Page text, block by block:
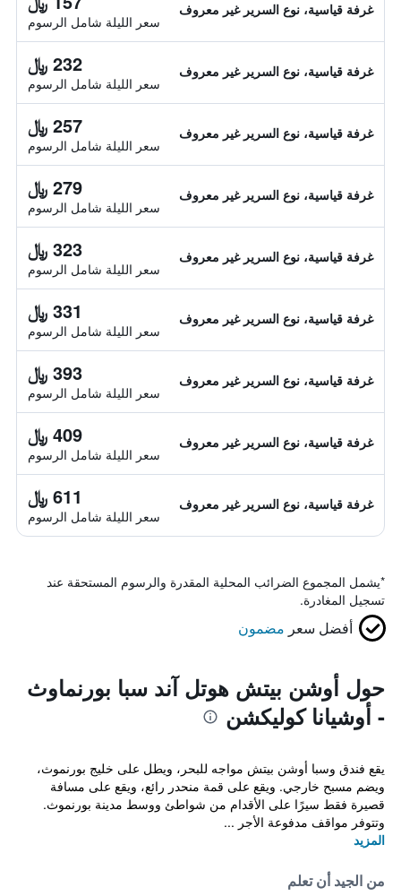
غرفة قياسية، نوع السرير غير معروف
سعر الليلة شامل الرسوم
غرفة قياسية، نوع السرير غير معروف 232 ﷼
سعر الليلة شامل الرسوم
غرفة قياسية، نوع السرير غير معروف 257 ﷼
سعر الليلة شامل الرسوم
غرفة قياسية، نوع السرير غير معروف 279 ﷼
سعر الليلة شامل الرسوم
غرفة قياسية، نوع السرير غير معروف 323 ﷼
سعر الليلة شامل الرسوم
غرفة قياسية، نوع السرير غير معروف 331 ﷼
سعر الليلة شامل الرسوم
غرفة قياسية، نوع السرير غير معروف 393 ﷼
سعر الليلة شامل الرسوم
غرفة قياسية، نوع السرير غير معروف 409 ﷼
سعر الليلة شامل الرسوم
غرفة قياسية، نوع السرير غير معروف 611 ﷼
سعر الليلة شامل الرسوم
*يشمل المجموع الضرائب المحلية المقدرة والرسوم المستحقة عند
تسجيل المغادرة.
أفضل سعر مضمون
حول أوشن بيتش هوتل آند سبا بورنماوث
- أوشيانا كوليكشن
يقع فندق وسبا أوشن بيتش مواجه للبحر، ويطل على خليج بورنموث،
ويضم مسبح خارجي. ويقع على قمة منحدر رائع، ويقع على مسافة
قصيرة فقط سيرًا على الأقدام من شواطئ ووسط مدينة بورنموث.
وتتوفر مواقف مدفوعة الأجر ...
المزيد
من الجيد أن تعلم